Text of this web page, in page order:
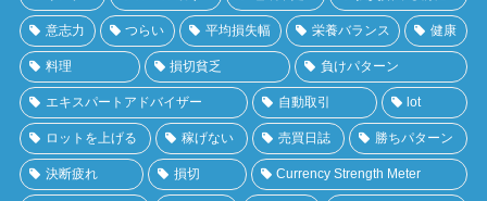
意志力 つらい 平均損失幅 栄養バランス 健康
料理 損切貧乏 負けパターン
エキスパートアドバイザー 自動取引 lot
ロットを上げる 稼げない 売買日誌 勝ちパターン
決断疲れ 損切 Currency Strength Meter